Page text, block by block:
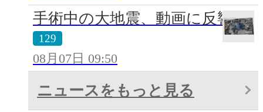
手術中の大地震、動画に反響
129
08月07日 09:50
ニュースをもっと見る